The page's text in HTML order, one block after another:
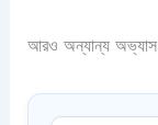
আরও অন্যান্য অভ্যাস